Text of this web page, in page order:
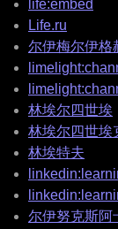
life:embed
Life.ru
尔伊梅尔伊格
林埃尔四世埃
林埃尔四世埃
林埃特夫
尔伊努克斯阿